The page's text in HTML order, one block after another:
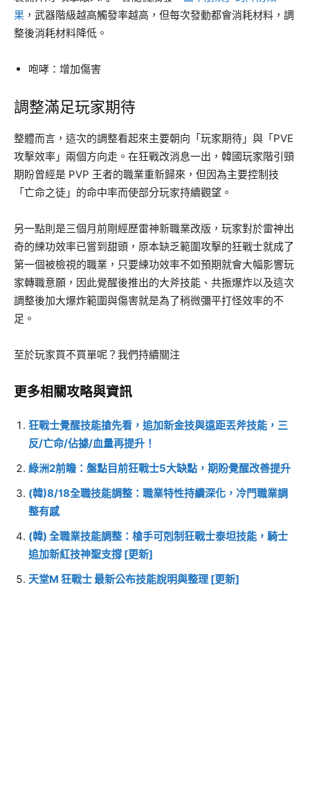
果 ，武器階級越高觸發率越高，但每次發動都會消耗材料，調
整後消耗材料降低。
咆哮：增加傷害
調整滿足玩家期待
整體而言，這次的調整看起來主要朝向「玩家期待」與「PVE
攻擊效率」兩個方向走。在狂戰改消息一出，韓國玩家階引頸
期盼曾經是 PVP 王者的職業重新歸來，但因為主要控制技
「亡命之徒」的命中率而使部分玩家持續觀望。
另一點則是三個月前剛經歷雷神新職業改版，玩家對於雷神出
奇的練功效率已嘗到甜頭，原本缺乏範圍攻擊的狂戰士就成了
第一個被檢視的職業，只要練功效率不如預期就會大幅影響玩
家轉職意願，因此覺醒後推出的大斧技能、共振爆炸以及這次
調整後加大爆炸範圍與傷害就是為了稍微彌平打怪效率的不
足。
至於玩家買不買單呢？我們持續關注
更多相關攻略與資訊
狂戰士覺醒技能搶先看，追加新金技與遠距丟斧技能，三
反/亡命/佔據/血量再提升！
綠洲2前瞻：盤點目前狂戰士5大缺點，期盼覺醒改善提升
(韓)8/18全職技能調整：職業特性持續深化，冷門職業調
整有感
(韓) 全職業技能調整：槍手可剋制狂戰士泰坦技能，騎士
追加新紅技神聖支撐 [更新]
天堂M 狂戰士 最新公布技能說明與整理 [更新]